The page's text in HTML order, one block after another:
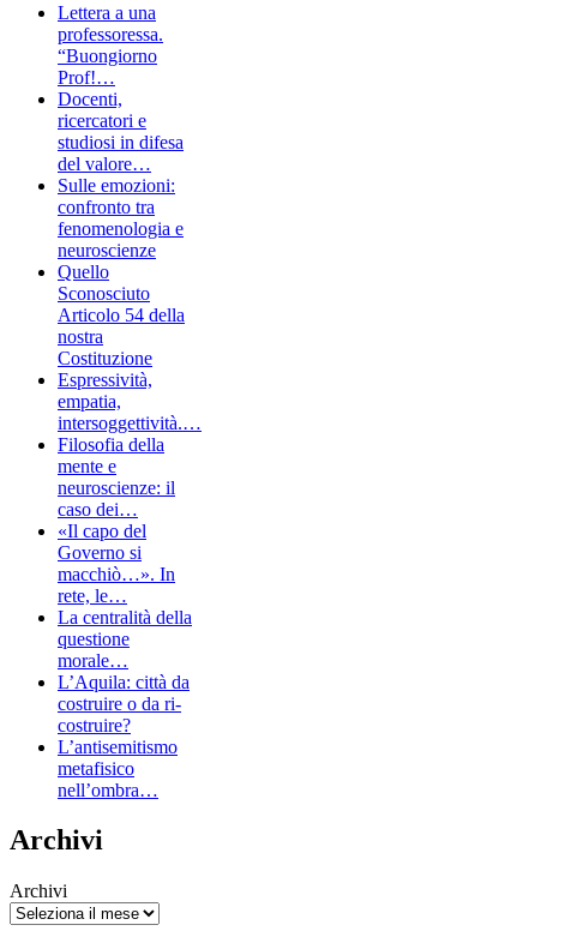
Lettera a una
professoressa.
“Buongiorno
Prof!…
Docenti,
ricercatori e
studiosi in difesa
del valore…
Sulle emozioni:
confronto tra
fenomenologia e
neuroscienze
Quello
Sconosciuto
Articolo 54 della
nostra
Costituzione
Espressività,
empatia,
intersoggettività.…
Filosofia della
mente e
neuroscienze: il
caso dei…
«Il capo del
Governo si
macchiò…». In
rete, le…
La centralità della
questione
morale…
L’Aquila: città da
costruire o da ri-
costruire?
L’antisemitismo
metafisico
nell’ombra…
Archivi
Archivi